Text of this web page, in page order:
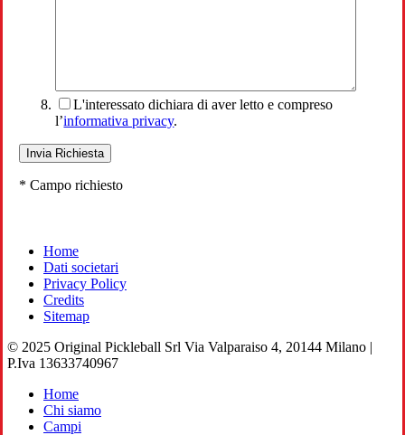
L'interessato dichiara di aver letto e compreso
l’informativa privacy.
* Campo richiesto
Home
Dati societari
Privacy Policy
Credits
Sitemap
© 2025 Original Pickleball Srl Via Valparaiso 4, 20144 Milano |
P.Iva 13633740967
Close
Menu
Home
Chi siamo
Campi